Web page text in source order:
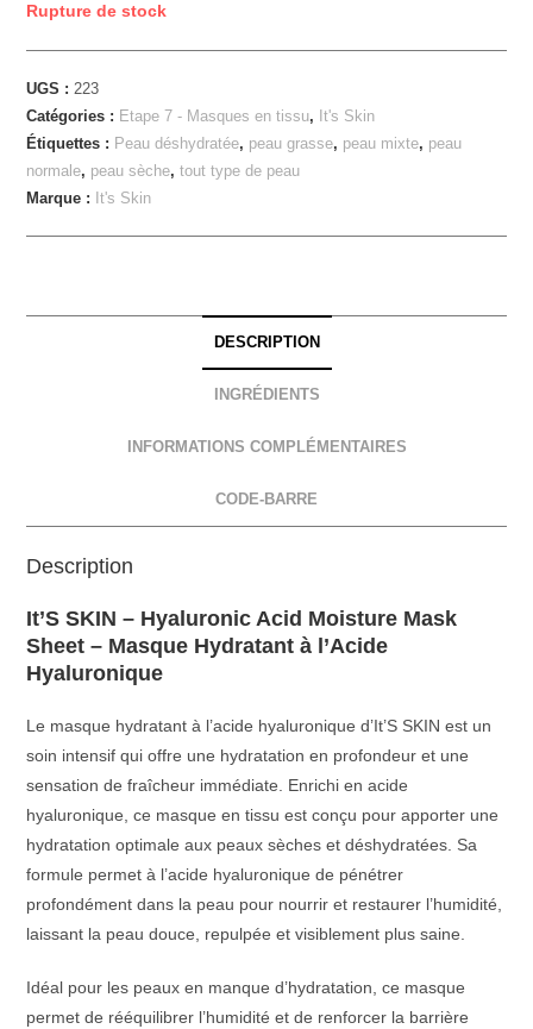
Rupture de stock
UGS :223
Catégories : Etape 7 - Masques en tissu, It's Skin
Étiquettes : Peau déshydratée, peau grasse, peau mixte, peau
normale, peau sèche,tout type de peau
Marque : It's Skin
DESCRIPTION
INGRÉDIENTS
INFORMATIONS COMPLÉMENTAIRES
CODE-BARRE
Description
It’S SKIN – Hyaluronic Acid Moisture Mask
Sheet – Masque Hydratant à l’Acide
Hyaluronique
Le masque hydratant à l’acide hyaluronique d’It’S SKIN est un
soin intensif qui offre une hydratation en profondeur et une
sensation de fraîcheur immédiate. Enrichi en acide
hyaluronique, ce masque en tissu est conçu pour apporter une
hydratation optimale aux peaux sèches et déshydratées. Sa
formule permet à l’acide hyaluronique de pénétrer
profondément dans la peau pour nourrir et restaurer l’humidité,
laissant la peau douce, repulpée et visiblement plus saine.
Idéal pour les peaux en manque d’hydratation, ce masque
permet de rééquilibrer l’humidité et de renforcer la barrière